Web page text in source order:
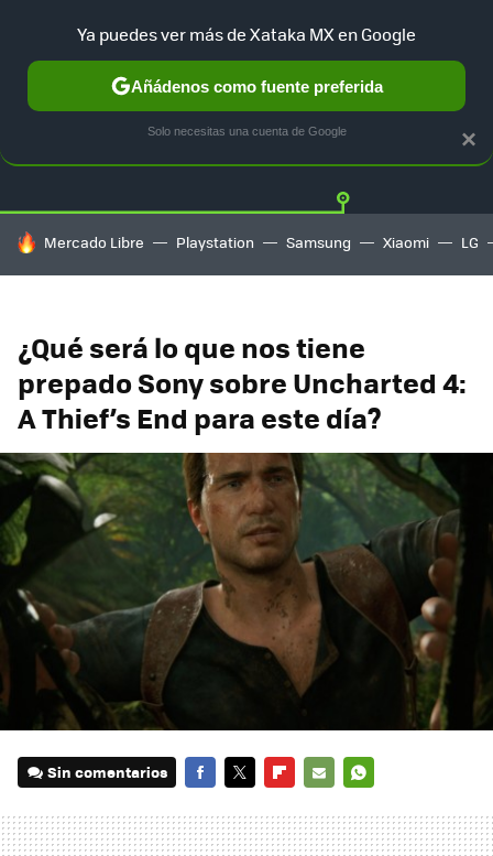
Twitter
HOY SE HABLA DE
Mercado Libre Playstation Samsung Xiaomi LG
¿Qué será lo que nos tiene
prepado Sony sobre Uncharted 4:
A Thief’s End para este día?
Sin comentarios
MAIL
×
Ya puedes ver más de Xataka MX en Google
Añádenos como fuente preferida
Solo necesitas una cuenta de Google